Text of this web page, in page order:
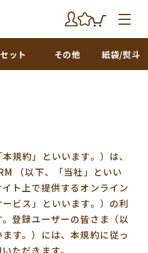
セット その他 紙袋/熨斗
規約」といいます。）は、
（以下、「当社」といい
ト上で提供するオンライン
ビス」といいます。）の利
登録ユーザーの皆さま（以
す。）には、本規約に従っ
ただきます。